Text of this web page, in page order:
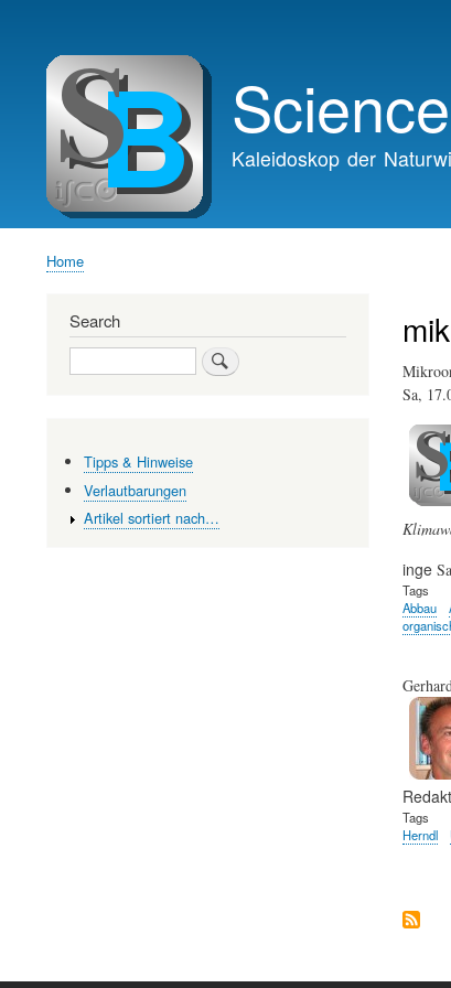
navigation
Kaleidoskop der
Home
Sa,
inge
Tags
Abbau
Tags
Herndl
Search
Search
Tipps & Hinweise
Verlautbarungen
Artikel sortiert nach…